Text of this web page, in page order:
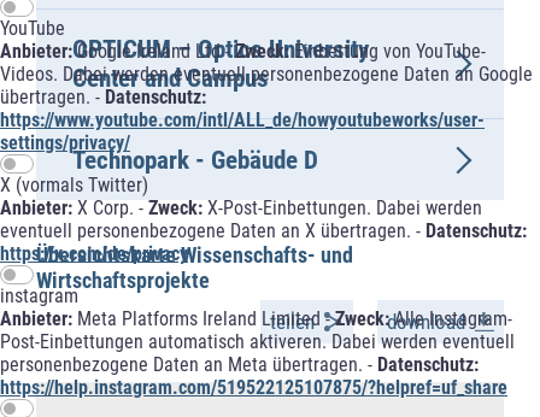
YouTube
Anbieter:Google Ireland Ltd -Zweck:Einbettung von YouTube-
Videos. Dabei werden eventuell personenbezogene Daten an Google
übertragen. - Datenschutz:
https://www.youtube.com/intl/ALL_de/howyoutubeworks/user-
settings/privacy/
X (vormals Twitter)
Anbieter: X Corp. - Zweck: X-Post-Einbettungen. Dabei werden
eventuell personenbezogene Daten an X übertragen. - Datenschutz:
https://x.com/de/privacy
instagram
Anbieter: Meta Platforms Ireland Limited -Zweck:Alle Instagram-
Post-Einbettungen automatisch aktiveren. Dabei werden eventuell
personenbezogene Daten an Meta übertragen. - Datenschutz:
https://help.instagram.com/519522125107875/?helpref=uf_share
OPTICUM – Optics University
Center and Campus
Technopark - Gebäude D